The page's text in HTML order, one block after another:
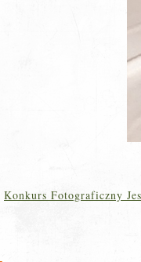
Konkurs Fotograficzny